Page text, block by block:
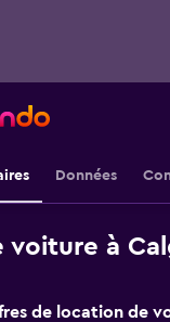
Données
voiture à
de location de